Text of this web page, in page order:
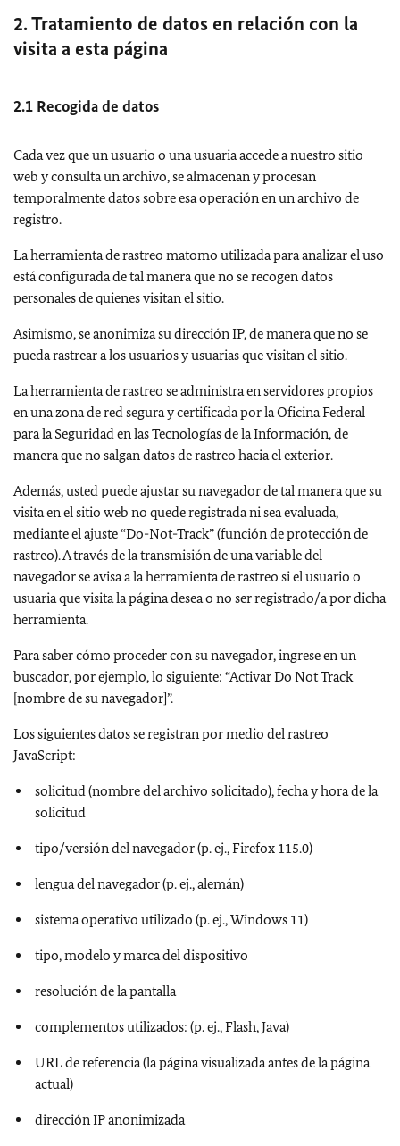
2. Tratamiento de datos en relación con la
visita a esta página
2.1 Recogida de datos
Cada vez que un usuario o una usuaria accede a nuestro sitio
web y consulta un archivo, se almacenan y procesan
temporalmente datos sobre esa operación en un archivo de
registro.
La herramienta de rastreo matomo utilizada para analizar el uso
está configurada de tal manera que no se recogen datos
personales de quienes visitan el sitio.
Asimismo, se anonimiza su dirección IP, de manera que no se
pueda rastrear a los usuarios y usuarias que visitan el sitio.
La herramienta de rastreo se administra en servidores propios
en una zona de red segura y certificada por la Oficina Federal
para la Seguridad en las Tecnologías de la Información, de
manera que no salgan datos de rastreo hacia el exterior.
Además, usted puede ajustar su navegador de tal manera que su
visita en el sitio web no quede registrada ni sea evaluada,
mediante el ajuste “Do-Not-Track” (función de protección de
rastreo). A través de la transmisión de una variable del
navegador se avisa a la herramienta de rastreo si el usuario o
usuaria que visita la página desea o no ser registrado/a por dicha
herramienta.
Para saber cómo proceder con su navegador, ingrese en un
buscador, por ejemplo, lo siguiente: “Activar Do Not Track
[nombre de su navegador]”.
Los siguientes datos se registran por medio del rastreo
JavaScript:
solicitud (nombre del archivo solicitado), fecha y hora de la
solicitud
tipo/versión del navegador (p. ej.,Firefox 115.0)
lengua del navegador (p. ej., alemán)
sistema operativo utilizado (p. ej.,Windows 11)
tipo, modelo y marca del dispositivo
resolución de la pantalla
complementos utilizados: (p. ej.,Flash, Java)
URL de referencia (la página visualizada antes de la página
actual)
dirección IP anonimizada